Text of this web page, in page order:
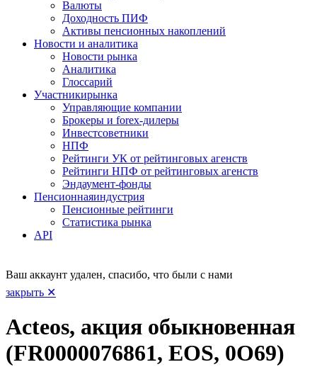
Валюты
Доходность ПИФ
Активы пенсионных накоплений
Новости и аналитика
Новости рынка
Аналитика
Глоссарий
Участникирынка
Управляющие компании
Брокеры и forex-дилеры
Инвестсоветники
НПФ
Рейтинги УК от рейтинговых агенств
Рейтинги НПФ от рейтинговых агенств
Эндаумент-фонды
Пенсионнаяиндустрия
Пенсионные рейтинги
Статистика рынка
API
Ваш аккаунт удален, спасибо, что были с нами
закрыть ✕
Acteos, акция обыкновенная
(FR0000076861, EOS, 0O69)